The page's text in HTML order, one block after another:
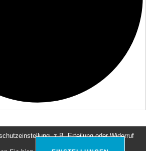
z.B. Erteilung oder Widerruf